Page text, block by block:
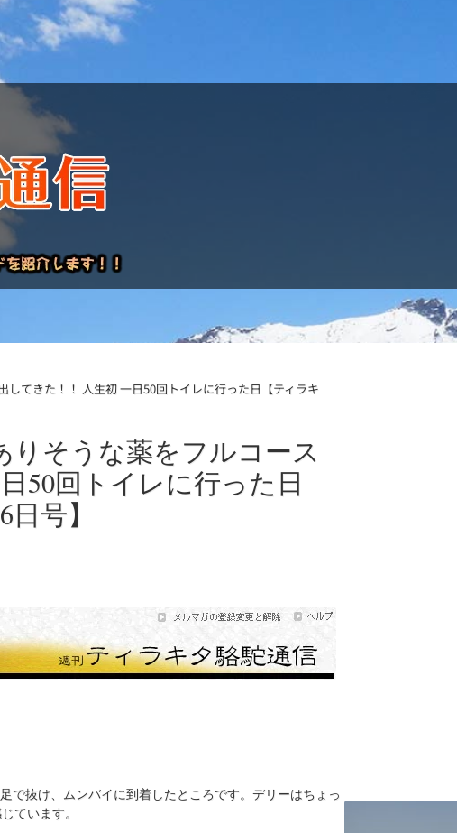
てきた！！ 人生初 一日50回トイレに行った日【ティラキ
りそうな薬をフルコース
50回トイレに行った日
号】
で抜け、ムンバイに到着したところです。デリーはちょっ
ています。